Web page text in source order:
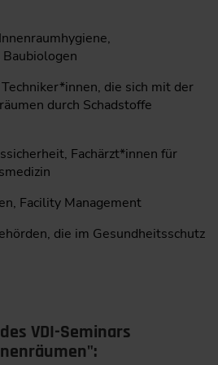
die sich mit der
durch Schadstoffe
Fachärzt*innen für
Facility Management
die im Gesundheitsschutz
VDI-Seminars